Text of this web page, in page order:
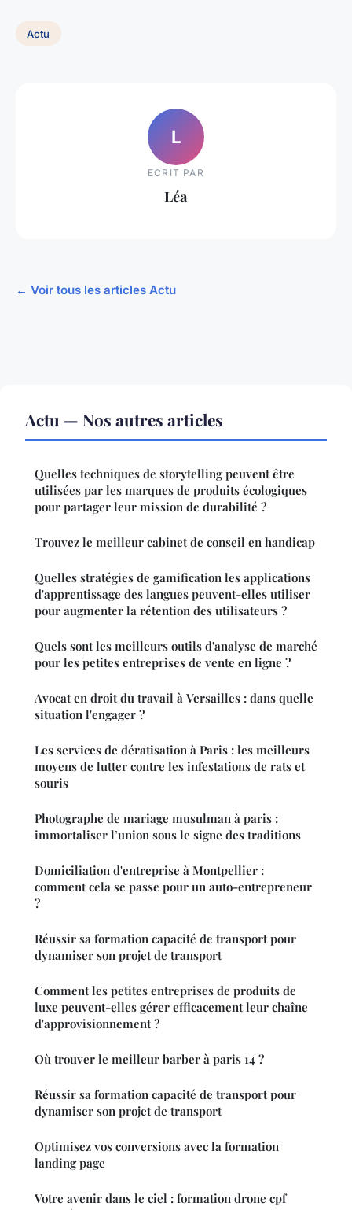
Actu
L
ECRIT PAR
Léa
← Voir tous les articles Actu
Actu — Nos autres articles
Quelles techniques de storytelling peuvent être
utilisées par les marques de produits écologiques
pour partager leur mission de durabilité ?
Trouvez le meilleur cabinet de conseil en handicap
Quelles stratégies de gamification les applications
d'apprentissage des langues peuvent-elles utiliser
pour augmenter la rétention des utilisateurs ?
Quels sont les meilleurs outils d'analyse de marché
pour les petites entreprises de vente en ligne ?
Avocat en droit du travail à Versailles : dans quelle
situation l'engager ?
Les services de dératisation à Paris : les meilleurs
moyens de lutter contre les infestations de rats et
souris
Photographe de mariage musulman à paris :
immortaliser l’union sous le signe des traditions
Domiciliation d'entreprise à Montpellier :
comment cela se passe pour un auto-entrepreneur
?
Réussir sa formation capacité de transport pour
dynamiser son projet de transport
Comment les petites entreprises de produits de
luxe peuvent-elles gérer efficacement leur chaîne
d'approvisionnement ?
Où trouver le meilleur barber à paris 14 ?
Réussir sa formation capacité de transport pour
dynamiser son projet de transport
Optimisez vos conversions avec la formation
landing page
Votre avenir dans le ciel : formation drone cpf